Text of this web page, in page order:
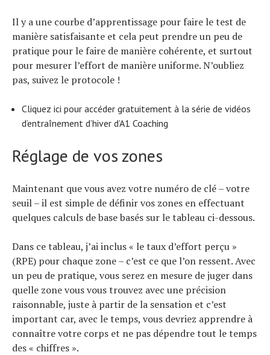
Il y a une courbe d’apprentissage pour faire le test de
manière satisfaisante et cela peut prendre un peu de
pratique pour le faire de manière cohérente, et surtout
pour mesurer l’effort de manière uniforme. N’oubliez
pas, suivez le protocole !
Cliquez ici pour accéder gratuitement à la série de vidéos
d’entraînement d’hiver d’A1 Coaching
Réglage de vos zones
Maintenant que vous avez votre numéro de clé – votre
seuil – il est simple de définir vos zones en effectuant
quelques calculs de base basés sur le tableau ci-dessous.
Dans ce tableau, j’ai inclus « le taux d’effort perçu »
(RPE) pour chaque zone – c’est ce que l’on ressent. Avec
un peu de pratique, vous serez en mesure de juger dans
quelle zone vous vous trouvez avec une précision
raisonnable, juste à partir de la sensation et c’est
important car, avec le temps, vous devriez apprendre à
connaître votre corps et ne pas dépendre tout le temps
des « chiffres ».